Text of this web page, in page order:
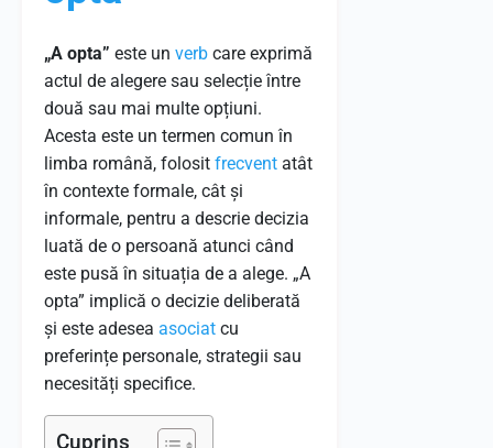
„A opta” este un verb care exprimă
actul de alegere sau selecție între
două sau mai multe opțiuni.
Acesta este un termen comun în
limba română, folosit frecvent atât
în contexte formale, cât și
informale, pentru a descrie decizia
luată de o persoană atunci când
este pusă în situația de a alege. „A
opta” implică o decizie deliberată
și este adesea asociat cu
preferințe personale, strategii sau
necesități specifice.
Cuprins